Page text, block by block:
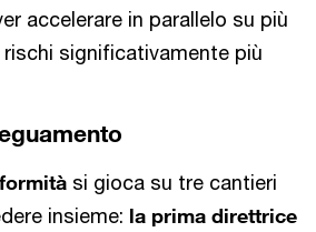
accelerare in parallelo su più
significativamente più
si gioca su tre cantieri
insieme: la prima direttrice